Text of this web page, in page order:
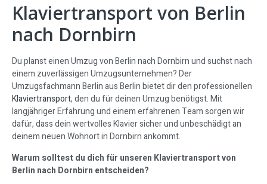
Klaviertransport von Berlin
nach Dornbirn
Du planst einen Umzug von Berlin nach Dornbirn und suchst nach
einem zuverlässigen Umzugsunternehmen? Der
Umzugsfachmann Berlin aus Berlin bietet dir den professionellen
Klaviertransport, den du für deinen Umzug benötigst. Mit
langjähriger Erfahrung und einem erfahrenen Team sorgen wir
dafür, dass dein wertvolles Klavier sicher und unbeschädigt an
deinem neuen Wohnort in Dornbirn ankommt.
Warum solltest du dich für unseren Klaviertransport von
Berlin nach Dornbirn entscheiden?